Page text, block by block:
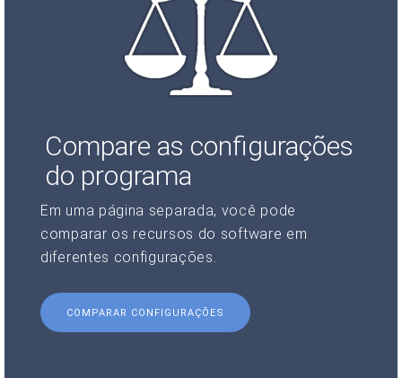
Compare as configurações
do programa
Em uma página separada, você pode
comparar os recursos do software em
diferentes configurações.
COMPARAR CONFIGURAÇÕES